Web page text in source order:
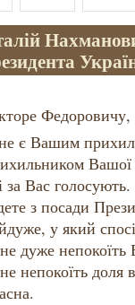
Федоровичу,
є Вашим
Вашої
за Вас
з посади
у який
дуже
непокоїть доля